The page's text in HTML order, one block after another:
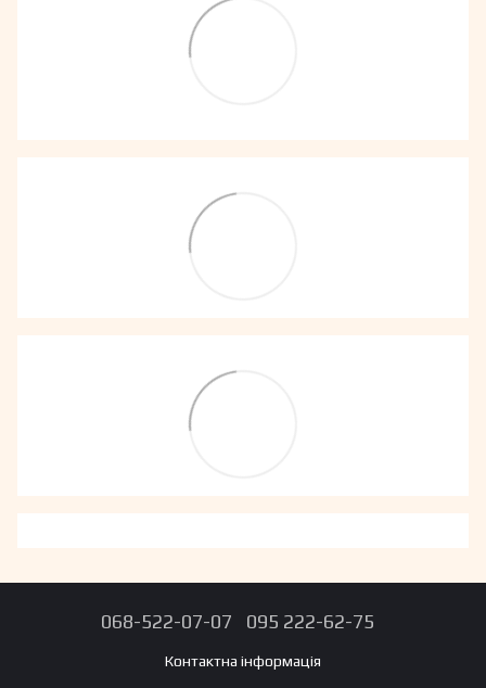
068-522-07-07 095 222-62-75
Контактна інформація